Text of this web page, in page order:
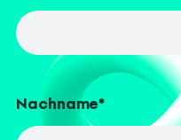
Nachname*